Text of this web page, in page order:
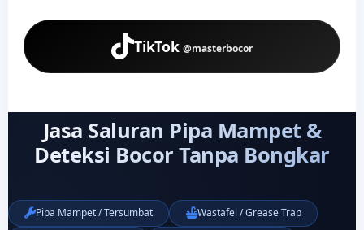
TikTok @masterbocor
Jasa Saluran Pipa Mampet &
Deteksi Bocor Tanpa Bongkar
Pipa Mampet / Tersumbat
Wastafel / Grease Trap